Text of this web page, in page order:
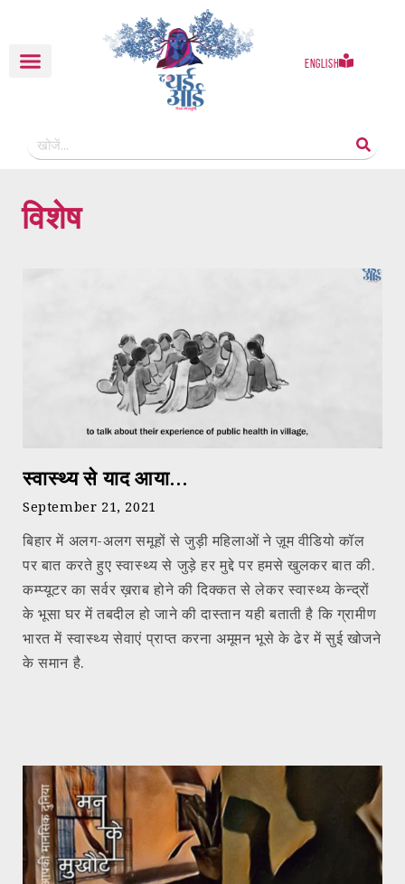
English
विशेष
स्वास्थ्य से याद आया…
September 21, 2021
बिहार में अलग-अलग समूहों से जुड़ी महिलाओं ने ज़ूम वीडियो कॉल
पर बात करते हुए स्वास्थ्य से जुड़े हर मुद्दे पर हमसे खुलकर बात की.
कम्प्यूटर का सर्वर ख़राब होने की दिक्कत से लेकर स्वास्थ्य केन्द्रों
के भूसा घर में तबदील हो जाने की दास्तान यही बताती है कि ग्रामीण
भारत में स्वास्थ्य सेवाएं प्राप्त करना अमूमन भूसे के ढेर में सुई खोजने
के समान है.